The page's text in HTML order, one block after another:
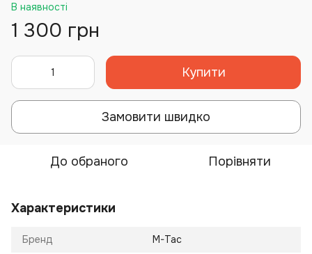
В наявності
1 300 грн
Купити
Замовити швидко
До обраного Порівняти
Характеристики
Бренд M-Tac